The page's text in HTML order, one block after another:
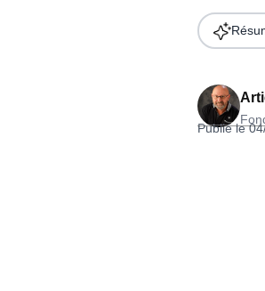
Formation SEO &
Publié le